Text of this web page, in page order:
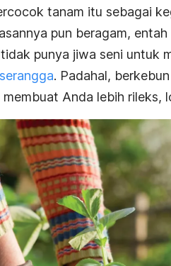
tanam itu sebagai
pun beragam,
punya jiwa seni untuk
. Padahal,
Anda lebih rileks,